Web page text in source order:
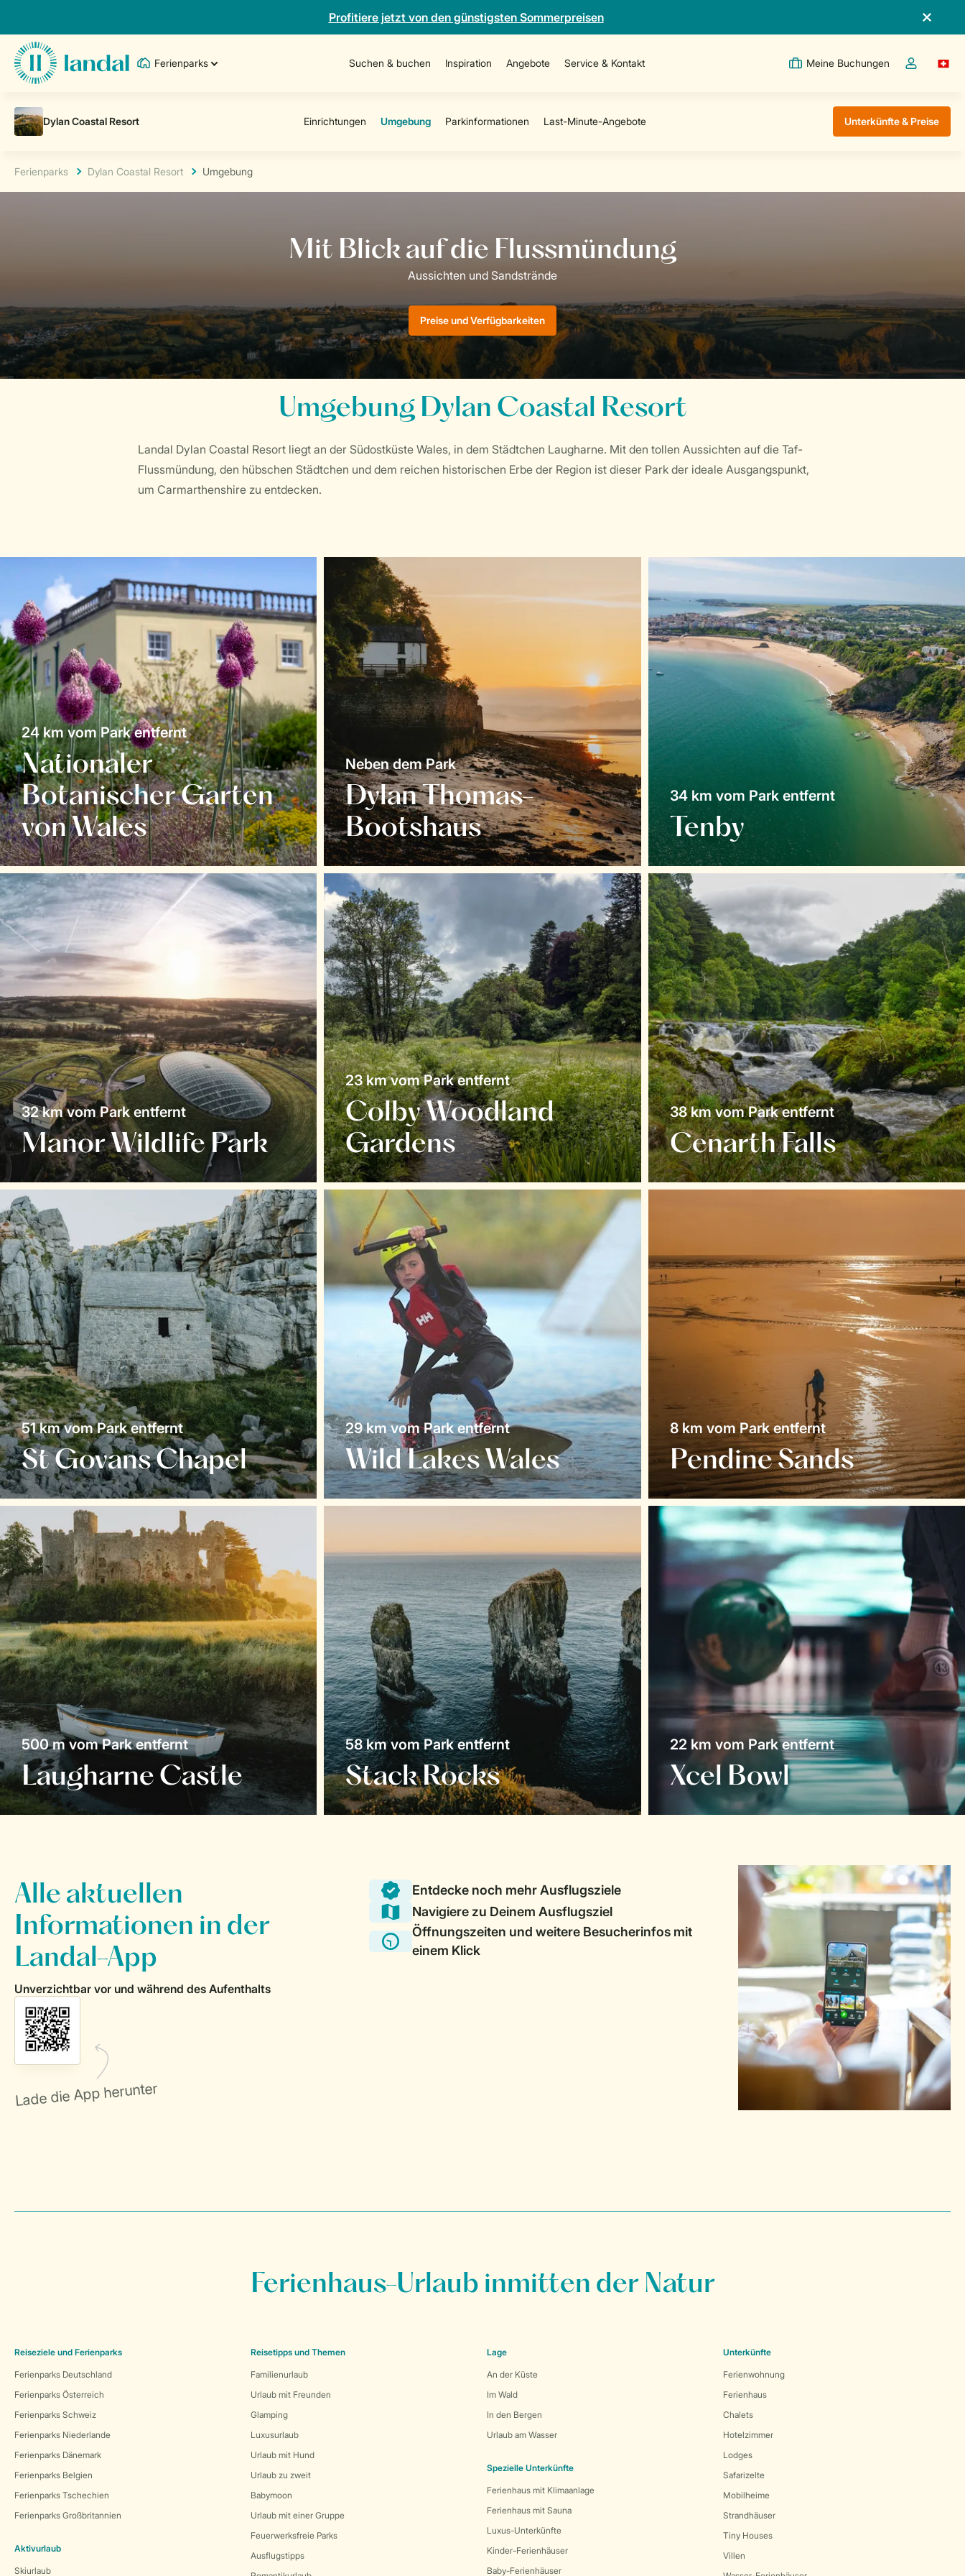
Profitiere jetzt von den günstigsten Sommerpreisen
Ferienparks Suchen & buchen Inspiration Angebote Service & Kontakt Meine Buchungen
Dropdown-
Unterkünfte & Preise
Ferienparks Dylan Coastal Resort Umgebung
Preise und Verfügbarkeiten
Umgebung Dylan Coastal Resort
Landal Dylan Coastal Resort liegt an der Südostküste Wales, in dem Städtchen Laugharne. Mit den tollen Aussichten auf die Taf-
Flussmündung, den hübschen Städtchen und dem reichen historischen Erbe der Region ist dieser Park der ideale Ausgangspunkt,
um Carmarthenshire zu entdecken.
Nationaler
Botanischer Garten
von Wales
24 km vom Park entfernt
Dylan Thomas-
Bootshaus
Neben dem Park
Tenby
34 km vom Park entfernt
Manor Wildlife Park
32 km vom Park entfernt
Colby Woodland
Gardens
23 km vom Park entfernt
Cenarth Falls
38 km vom Park entfernt
St Govans Chapel
51 km vom Park entfernt
Wild Lakes Wales
29 km vom Park entfernt
Pendine Sands
8 km vom Park entfernt
Laugharne Castle
500 m vom Park entfernt
Stack Rocks
58 km vom Park entfernt
Xcel Bowl
22 km vom Park entfernt
Ferienhaus-Urlaub inmitten der Natur
Reiseziele und Ferienparks
Ferienparks Deutschland
Ferienparks Österreich
Ferienparks Schweiz
Ferienparks Niederlande
Ferienparks Dänemark
Ferienparks Belgien
Ferienparks Tschechien
Ferienparks Großbritannien
Aktivurlaub
Skiurlaub
Reisetipps und Themen
Familienurlaub
Urlaub mit Freunden
Glamping
Luxusurlaub
Urlaub mit Hund
Urlaub zu zweit
Babymoon
Urlaub mit einer Gruppe
Feuerwerksfreie Parks
Ausflugstipps
Lage
An der Küste
Im Wald
In den Bergen
Urlaub am Wasser
Spezielle Unterkünfte
Ferienhaus mit Klimaanlage
Ferienhaus mit Sauna
Luxus-Unterkünfte
Kinder-Ferienhäuser
Baby-Ferienhäuser
Unterkünfte
Ferienwohnung
Ferienhaus
Chalets
Hotelzimmer
Lodges
Safarizelte
Mobilheime
Strandhäuser
Tiny Houses
Villen